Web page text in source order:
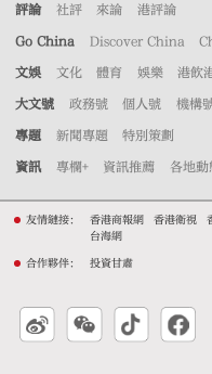
評論 社評 來論 港評論
Go China Discover China
文娛 文化 體育 娛樂 港飲
大文號 政務號 個人號 機構
專題 新聞專題 特別策劃
資訊 專欄+ 資訊推薦 各地動
友情鏈接： 香港商報網 香港衛視
台海網
合作夥伴： 投資甘肅